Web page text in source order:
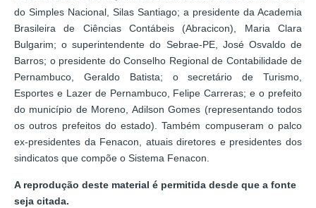
do Simples Nacional, Silas Santiago; a presidente da Academia
Brasileira de Ciências Contábeis (Abracicon), Maria Clara
Bulgarim; o superintendente do Sebrae-PE, José Osvaldo de
Barros; o presidente do Conselho Regional de Contabilidade de
Pernambuco, Geraldo Batista; o secretário de Turismo,
Esportes e Lazer de Pernambuco, Felipe Carreras; e o prefeito
do município de Moreno, Adilson Gomes (representando todos
os outros prefeitos do estado). Também compuseram o palco
ex-presidentes da Fenacon, atuais diretores e presidentes dos
sindicatos que compõe o Sistema Fenacon.
A reprodução deste material é permitida desde que a fonte
seja citada.